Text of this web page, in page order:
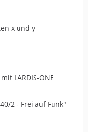
x und y
LARDIS-ONE
2 - Frei auf Funk"